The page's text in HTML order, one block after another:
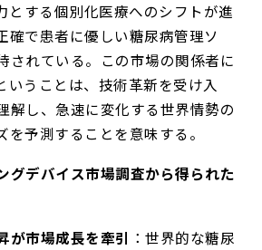
とする個別化医療へのシフトが進
確で患者に優しい糖尿病管理ソ
されている。この市場の関係者に
いうことは、技術革新を受け入
解し、急速に変化する世界情勢の
を予測することを意味する。
グデバイス市場調査から得られた
が市場成長を牽引 ：世界的な糖尿